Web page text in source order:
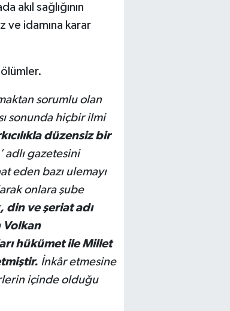
akıl sağlığının
idamına karar
sorumlu olan
sonunda hiçbir ilmi
düzensiz bir
adlı gazetesini
eden bazı ulemayı
onlara şube
din ve şeriat adı
Volkan
hükümet ile Millet
İnkâr etmesine
içinde olduğu